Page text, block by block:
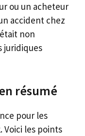
ou un acheteur
accident chez
non
juridiques
résumé
pour les
Voici les points